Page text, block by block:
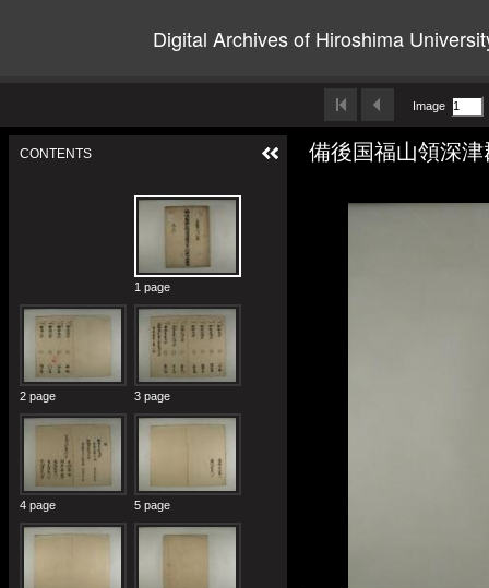
Digital Archives of Hiroshima